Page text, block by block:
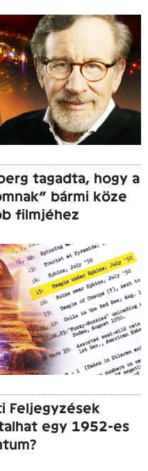
tagadta, hogy a
bármi köze
filmjéhez
Feljegyzések
egy 1952-es